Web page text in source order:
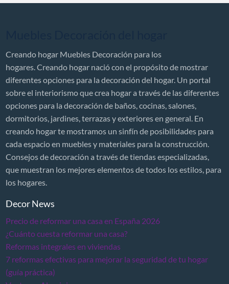
Creando hogar Muebles Decoración para los
hogares. Creando hogar nació con el propósito de mostrar
diferentes opciones para la decoración del hogar. Un portal
sobre el interiorismo que crea hogar a través de las diferentes
opciones para la decoración de baños, cocinas, salones,
dormitorios, jardines, terrazas y exteriores en general. En
creando hogar te mostramos un sinfín de posibilidades para
cada espacio en muebles y materiales para la construcción.
Consejos de decoración a través de tiendas especializadas,
que muestran los mejores elementos de todos los estilos, para
los hogares.
Decor News
Precio de reformar una casa en España 2026
¿Cuánto cuesta reformar una casa?
Reformas integrales en viviendas
7 reformas efectivas para mejorar la seguridad de tu hogar
(guía práctica)